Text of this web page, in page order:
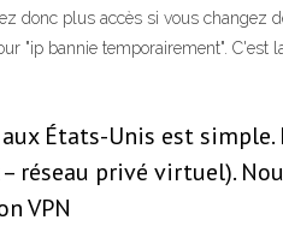
donc plus accès si vous changez
"ip bannie temporairement". C'est
États-Unis est
réseau privé virtuel).
VPN